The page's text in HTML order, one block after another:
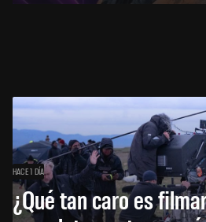
HACE 1 DÍA
¿Qué tan caro es